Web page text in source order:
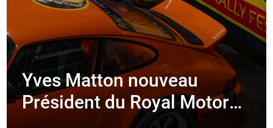
Yves Matton nouveau
Président du Royal Motor